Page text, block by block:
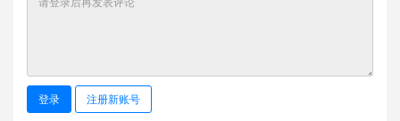
登录 注册新账号